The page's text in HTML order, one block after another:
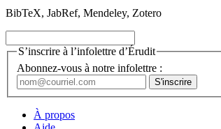
BibTeX, JabRef, Mendeley, Zotero
S’inscrire à l’infolettre d’Érudit
Abonnez-vous à notre infolettre :
À propos